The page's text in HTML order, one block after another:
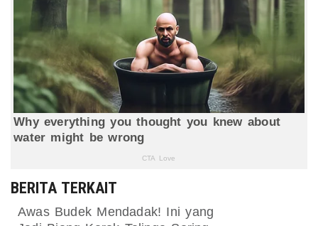
BERITA TERKAIT
Awas Budek Mendadak! Ini yang